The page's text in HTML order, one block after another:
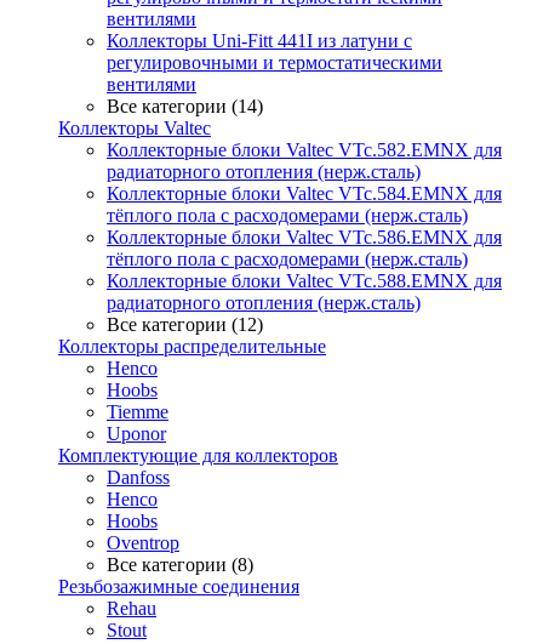
вентилями
Коллекторы Uni-Fitt 441I из латуни с
регулировочными и термостатическими
вентилями
Все категории (14)
Коллекторы Valtec
Коллекторные блоки Valtec VTc.582.EMNX для
радиаторного отопления (нерж.сталь)
Коллекторные блоки Valtec VTc.584.EMNX для
тёплого пола с расходомерами (нерж.сталь)
Коллекторные блоки Valtec VTc.586.EMNX для
тёплого пола с расходомерами (нерж.сталь)
Коллекторные блоки Valtec VTc.588.EMNX для
радиаторного отопления (нерж.сталь)
Все категории (12)
Коллекторы распределительные
Henco
Hoobs
Tiemme
Uponor
Комплектующие для коллекторов
Danfoss
Henco
Hoobs
Oventrop
Все категории (8)
Резьбозажимные соединения
Rehau
Stout